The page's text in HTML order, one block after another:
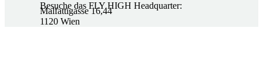
Besuche das FLY HIGH Headquarter:
Malfattigasse 16,44
1120 Wien